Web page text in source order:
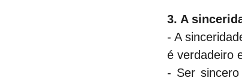
3. A
- A
é verdadeiro
- Ser